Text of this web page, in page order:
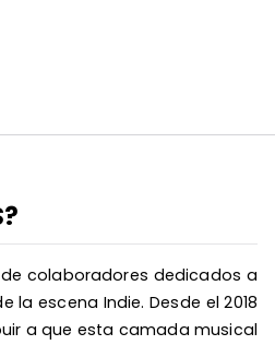
colaboradores dedicados a
la escena Indie. Desde el 2018
a que esta camada musical